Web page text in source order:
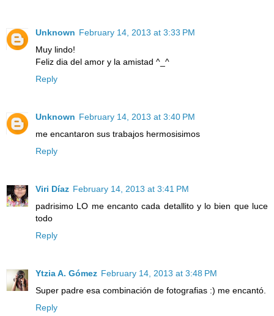
Unknown February 14, 2013 at 3:33 PM
Muy lindo!
Feliz dia del amor y la amistad ^_^
Reply
Unknown February 14, 2013 at 3:40 PM
me encantaron sus trabajos hermosisimos
Reply
Viri Díaz February 14, 2013 at 3:41 PM
padrisimo LO me encanto cada detallito y lo bien que luce
todo
Reply
Ytzia A. Gómez February 14, 2013 at 3:48 PM
Super padre esa combinación de fotografias :) me encantó.
Reply